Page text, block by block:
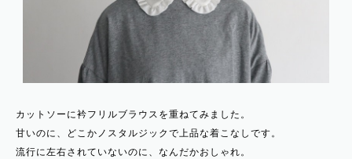
カットソーに衿フリルブラウスを重ねてみました。
甘いのに、どこかノスタルジックで上品な着こなしです。
流行に左右されていないのに、なんだかおしゃれ。